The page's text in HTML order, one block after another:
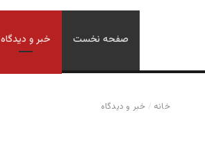
صفحه نخست خبر و دیدگاه
خانه / خبر و دیدگاه